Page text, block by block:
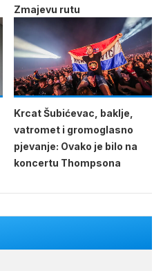
Zmajevu rutu
Krcat Šubićevac, baklje,
vatromet i gromoglasno
pjevanje: Ovako je bilo na
koncertu Thompsona